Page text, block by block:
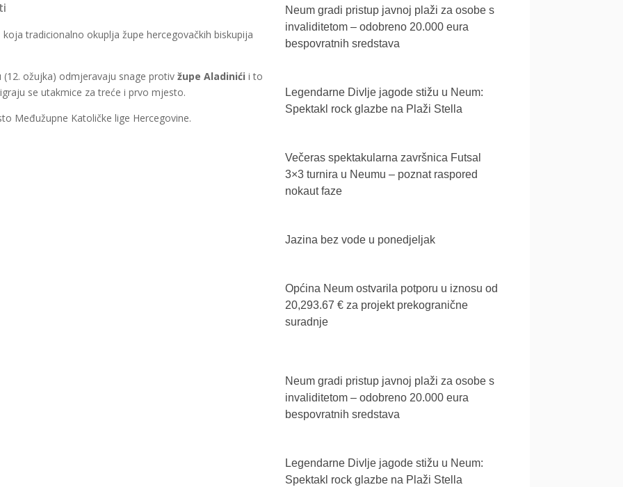
koja tradicionalno okuplja župe hercegovačkih biskupija
ožujka) odmjeravaju snage protivžupe Aladinići i to
se utakmice za treće i prvo mjesto.
Međužupne Katoličke lige Hercegovine.
Neum gradi pristup javnoj plaži za osobe s
invaliditetom – odobreno 20.000 eura
bespovratnih sredstava
Legendarne Divlje jagode stižu u Neum:
Spektakl rock glazbe na Plaži Stella
Večeras spektakularna završnica Futsal
3×3 turnira u Neumu – poznat raspored
nokaut faze
Jazina bez vode u ponedjeljak
Općina Neum ostvarila potporu u iznosu od
20,293.67 € za projekt prekogranične
suradnje
Neum gradi pristup javnoj plaži za osobe s
invaliditetom – odobreno 20.000 eura
bespovratnih sredstava
Legendarne Divlje jagode stižu u Neum:
Spektakl rock glazbe na Plaži Stella